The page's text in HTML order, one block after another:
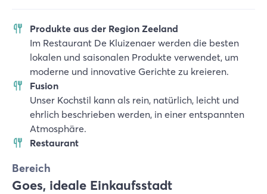
Produkte aus der Region Zeeland
Im Restaurant De Kluizenaer werden die besten
lokalen und saisonalen Produkte verwendet, um
moderne und innovative Gerichte zu kreieren.
Fusion
Unser Kochstil kann als rein, natürlich, leicht und
ehrlich beschrieben werden, in einer entspannten
Atmosphäre.
Restaurant
Bereich
Goes, ideale Einkaufsstadt